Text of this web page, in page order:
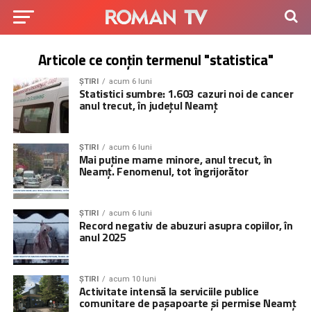
Articole ce conțin termenul "statistica"
ȘTIRI acum 6 luni
Statistici sumbre: 1.603 cazuri noi de cancer
anul trecut, în județul Neamț
ȘTIRI acum 6 luni
Mai puține mame minore, anul trecut, în
Neamț. Fenomenul, tot îngrijorător
ȘTIRI acum 6 luni
Record negativ de abuzuri asupra copiilor, în
anul 2025
ȘTIRI acum 10 luni
Activitate intensă la serviciile publice
comunitare de pașapoarte și permise Neamț